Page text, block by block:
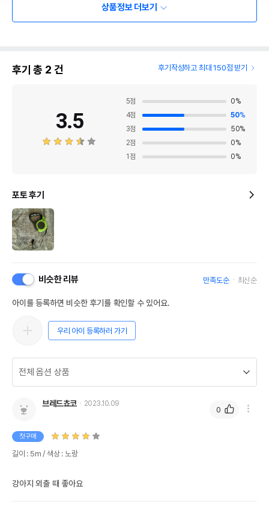
상품정보 더보기
후기 총 2 건 후기작성하고 최대 150점 받기
3.5
5점 0%
4점 50%
3점 50%
2점 0%
1 점 0%
포토 후기
비슷한 리뷰 만족도순 최신순
아이를 등록하면 비슷한 후기를 확인할 수 있어요.
우리 아이 등록하러 가기
브레드쵸코 2023.10.09
첫구매
길이 : 5m / 색상 : 노랑
강아지 외출 때 좋아요
0